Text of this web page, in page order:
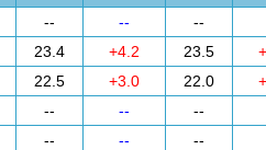
-- --
--
23.4 +4.2 23.5
22.5 +3.0 22.0
-- --
--
-- --
--